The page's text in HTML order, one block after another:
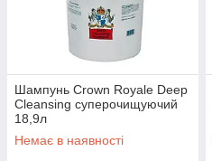
Шампунь Crown Royale Deep
Cleansing суперочищуючий
18,9л
Немає в наявності